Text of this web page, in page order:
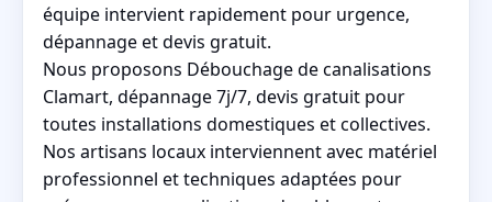
équipe intervient rapidement pour urgence,
dépannage et devis gratuit.
Nous proposons Débouchage de canalisations
Clamart, dépannage 7j/7, devis gratuit pour
toutes installations domestiques et collectives.
Nos artisans locaux interviennent avec matériel
professionnel et techniques adaptées pour